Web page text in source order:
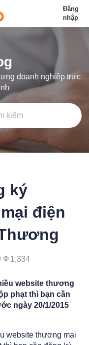
Đăng
nhập
doanh nghiệp trực
ký
điện
1,334
website thương
phạt thì bạn cần
ngày 20/1/2015
website thương mại